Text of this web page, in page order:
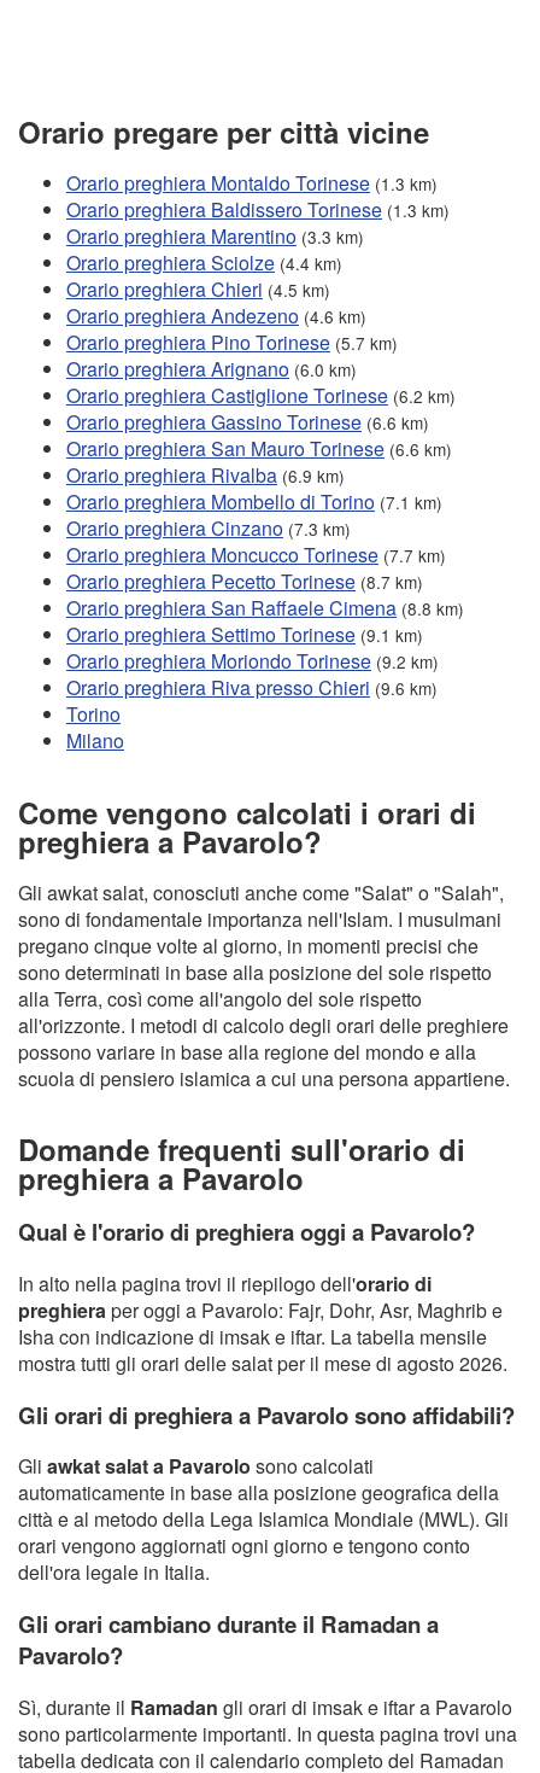
Orario pregare per città vicine
Orario preghiera Montaldo Torinese (1.3 km)
Orario preghiera Baldissero Torinese (1.3 km)
Orario preghiera Marentino (3.3 km)
Orario preghiera Sciolze (4.4 km)
Orario preghiera Chieri (4.5 km)
Orario preghiera Andezeno (4.6 km)
Orario preghiera Pino Torinese (5.7 km)
Orario preghiera Arignano (6.0 km)
Orario preghiera Castiglione Torinese (6.2 km)
Orario preghiera Gassino Torinese (6.6 km)
Orario preghiera San Mauro Torinese (6.6 km)
Orario preghiera Rivalba (6.9 km)
Orario preghiera Mombello di Torino (7.1 km)
Orario preghiera Cinzano (7.3 km)
Orario preghiera Moncucco Torinese (7.7 km)
Orario preghiera Pecetto Torinese (8.7 km)
Orario preghiera San Raffaele Cimena (8.8 km)
Orario preghiera Settimo Torinese (9.1 km)
Orario preghiera Moriondo Torinese (9.2 km)
Orario preghiera Riva presso Chieri (9.6 km)
Torino
Milano
Come vengono calcolati i orari di
preghiera a Pavarolo?
Gli awkat salat, conosciuti anche come "Salat" o "Salah",
sono di fondamentale importanza nell'Islam. I musulmani
pregano cinque volte al giorno, in momenti precisi che
sono determinati in base alla posizione del sole rispetto
alla Terra, così come all'angolo del sole rispetto
all'orizzonte. I metodi di calcolo degli orari delle preghiere
possono variare in base alla regione del mondo e alla
scuola di pensiero islamica a cui una persona appartiene.
Domande frequenti sull'orario di
preghiera a Pavarolo
Qual è l'orario di preghiera oggi a Pavarolo?
In alto nella pagina trovi il riepilogo dell'orario di
preghieraper oggi a Pavarolo: Fajr, Dohr, Asr, Maghrib e
Isha con indicazione di imsak e iftar. La tabella mensile
mostra tutti gli orari delle salat per il mese di agosto 2026.
Gli orari di preghiera a Pavarolo sono affidabili?
Gli awkat salat a Pavarolo sono calcolati
automaticamente in base alla posizione geografica della
città e al metodo della Lega Islamica Mondiale (MWL). Gli
orari vengono aggiornati ogni giorno e tengono conto
dell'ora legale in Italia.
Gli orari cambiano durante il Ramadan a
Pavarolo?
Sì, durante il Ramadan gli orari di imsak e iftar a Pavarolo
sono particolarmente importanti. In questa pagina trovi una
tabella dedicata con il calendario completo del Ramadan